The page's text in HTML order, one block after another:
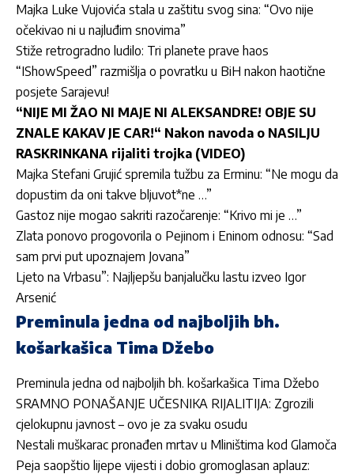
Majka Luke Vujovića stala u zaštitu svog sina: “Ovo nije
očekivao ni u najluđim snovima”
Stiže retrogradno ludilo: Tri planete prave haos
“IShowSpeed” razmišlja o povratku u BiH nakon haotične
posjete Sarajevu!
“NIJE MI ŽAO NI MAJE NI ALEKSANDRE! OBJE SU
ZNALE KAKAV JE CAR!“ Nakon navoda o NASILJU
RASKRINKANA rijaliti trojka (VIDEO)
Majka Stefani Grujić spremila tužbu za Erminu: “Ne mogu da
dopustim da oni takve bljuvot*ne …”
Gastoz nije mogao sakriti razočarenje: “Krivo mi je …”
Zlata ponovo progovorila o Pejinom i Eninom odnosu: “Sad
sam prvi put upoznajem Jovana”
Ljeto na Vrbasu”: Najljepšu banjalučku lastu izveo Igor
Arsenić
Preminula jedna od najboljih bh.
košarkašica Tima Džebo
Preminula jedna od najboljih bh. košarkašica Tima Džebo
SRAMNO PONAŠANJE UČESNIKA RIJALITIJA: Zgrozili
cjelokupnu javnost – ovo je za svaku osudu
Nestali muškarac pronađen mrtav u Mliništima kod Glamoča
Peja saopštio lijepe vijesti i dobio gromoglasan aplauz: